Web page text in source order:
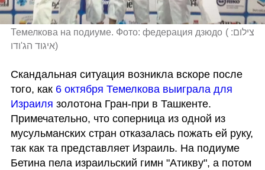
Темелкова на подиуме. Фото: федерация дзюдо (
איגוד הג'ודו)
Скандальная ситуация возникла вскоре после
того, как 6 октября Темелкова выиграла для
Израиля золотона Гран-при в Ташкенте.
Примечательно, что соперница из одной из
мусульманских стран отказалась пожать ей руку,
так как та представляет Израиль. На подиуме
Бетина пела израильский гимн "Атикву", а потом